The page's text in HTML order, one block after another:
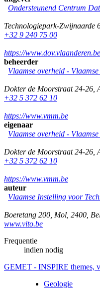
Ondersteunend Centrum
Technologiepark-Zwijnaarde
+32 9 240 75 00
https://www.dov.vlaanderen.be
beheerder
Vlaamse overheid -
Dokter de Moorstraat 24-26
+32 5 372 62 10
https://www.vmm.be
eigenaar
Vlaamse overheid -
Dokter de Moorstraat 24-26
+32 5 372 62 10
https://www.vmm.be
auteur
Vlaamse Instelling voor
Boeretang 200 Mol 2400
www.vito.be
Frequentie
indien nodig
GEMET - INSPIRE themes,
Geologie